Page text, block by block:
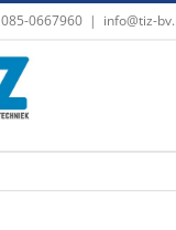
085-0667960 | info@tiz-